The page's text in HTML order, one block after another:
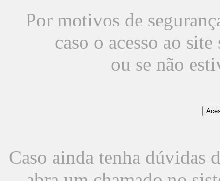
Por motivos de
caso o acesso ao
ou se não
Caso ainda tenha dúvidas